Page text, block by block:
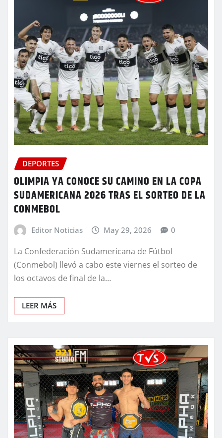
DEPORTES
OLIMPIA YA CONOCE SU CAMINO EN LA COPA
SUDAMERICANA 2026 TRAS EL SORTEO DE LA
CONMEBOL
Editor Noticias May 29, 2026 0
La Confederación Sudamericana de Fútbol
(Conmebol) llevó a cabo este viernes el sorteo de
los octavos de final de la…
LEER MÁS